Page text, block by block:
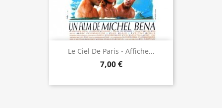
Le Ciel De Paris - Affiche...
7,00 €